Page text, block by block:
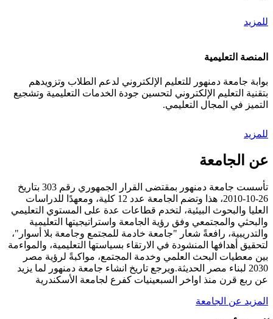
للمزيد
المنصة التعليمية
بوابة جامعة دمنهور للتعليم الإلكتروني لدعم الطلاب وتزويدهم
بتقنية التعليم الإلكتروني لتحسين جودة الخدمات التعليمية وتشجيع
التميز في المجال التعليمي.
للمزيد
عن الجامعة
تأسست جامعة دمنهور بمقتضى القرار الجمهوري رقم 303 بتاريخ
26-10-2010، هذا وتضم الجامعة عدد 12 كلية، ومعهدًا للدراسات
العليا والبحوث البيئية، لتخدم قطاعات عدة على المستوي التعليمي
والبحثي والمجتمعي وفق رؤية الجامعة واستراتيجيتها التعليمية
والتدريبية، رافعةً شعار "جامعة خادمة للمجتمع وجامعة بلا أسوار"،
لتحقيق أهدافها المنشودة في الارتقاء بسياستها التعليمية، والمواءمة
بين معطيات البحث العلمي وخدمة المجتمع، مواكبةً لرؤية مصر
2030 لبناء مصر الحديثة.ويرجع تاريخ انشاء جامعة دمنهور لما يزيد
عن ربع قرن منذ اواخر السبعينيات كفرع لجامعة الأسكندرية
المزيد عن الجامعة